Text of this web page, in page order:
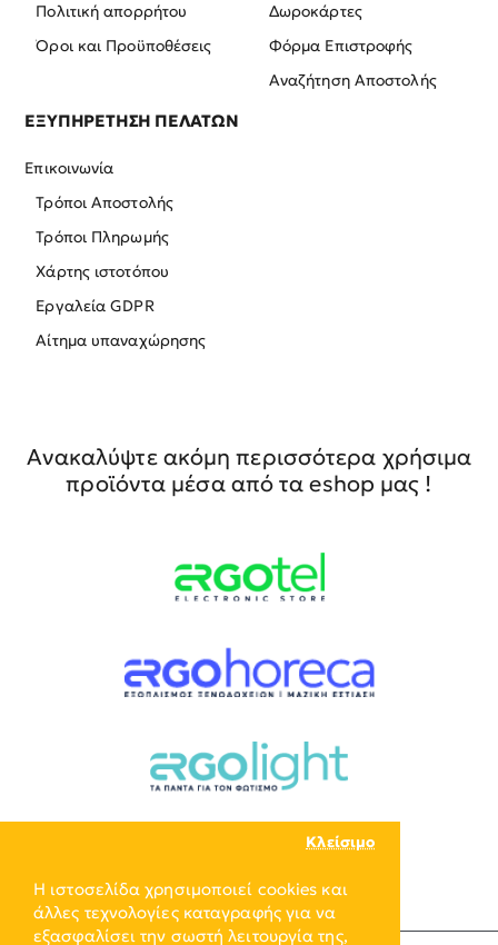
Η ιστοσελίδα χρησιμοποιεί cookies και
άλλες τεχνολογίες καταγραφής για να
εξασφαλίσει την σωστή λειτουργία της,
Κλείσιμο
Πολιτική απορρήτου
Όροι και Προϋποθέσεις
Δωροκάρτες
Φόρμα Επιστροφής
Αναζήτηση Αποστολής
ΕΞΥΠΗΡΕΤΗΣΗ ΠΕΛΑΤΩΝ
Επικοινωνία
Τρόποι Αποστολής
Τρόποι Πληρωμής
Χάρτης ιστοτόπου
Εργαλεία GDPR
Αίτημα υπαναχώρησης
Ανακαλύψτε ακόμη περισσότερα χρήσιμα
προϊόντα μέσα από τα eshop μας !